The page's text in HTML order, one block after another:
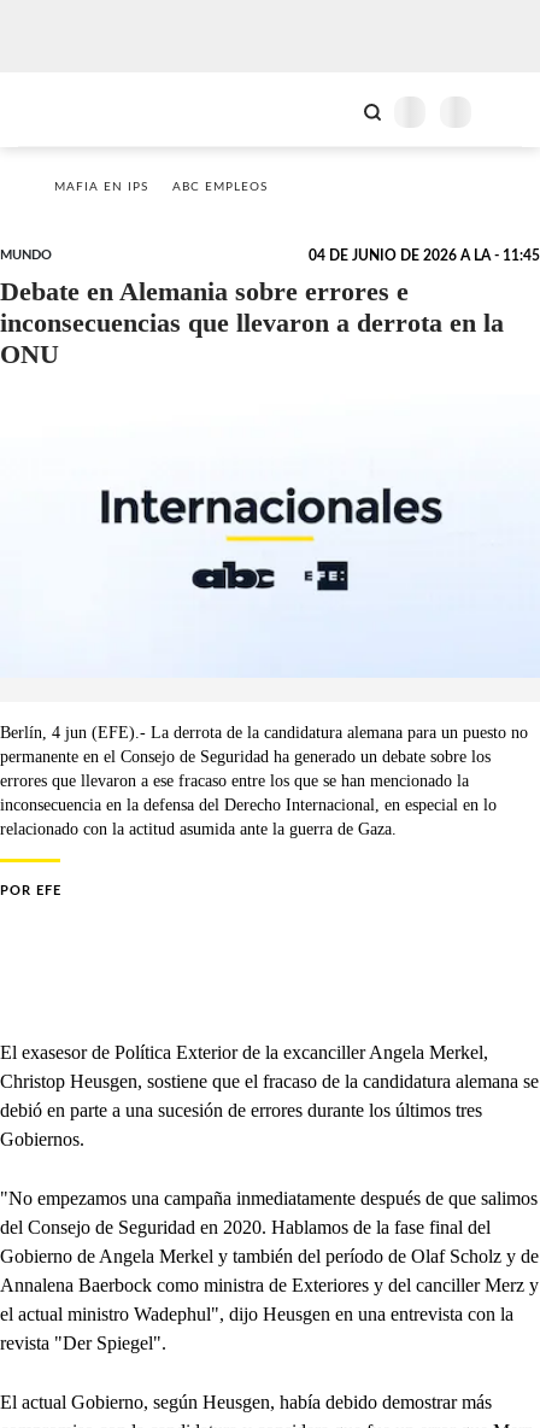
MAFIA EN IPS ABC EMPLEOS
MUNDO 04 DE JUNIO DE 2026 A LA - 11:45
Debate en Alemania sobre errores e
inconsecuencias que llevaron a derrota en la
ONU
Berlín, 4 jun (EFE).- La derrota de la candidatura alemana para un puesto no
permanente en el Consejo de Seguridad ha generado un debate sobre los
errores que llevaron a ese fracaso entre los que se han mencionado la
inconsecuencia en la defensa del Derecho Internacional, en especial en lo
relacionado con la actitud asumida ante la guerra de Gaza.
POR EFE
El exasesor de Política Exterior de la excanciller Angela Merkel,
Christop Heusgen, sostiene que el fracaso de la candidatura alemana se
debió en parte a una sucesión de errores durante los últimos tres
Gobiernos.
"No empezamos una campaña inmediatamente después de que salimos
del Consejo de Seguridad en 2020. Hablamos de la fase final del
Gobierno de Angela Merkel y también del período de Olaf Scholz y de
Annalena Baerbock como ministra de Exteriores y del canciller Merz y
el actual ministro Wadephul", dijo Heusgen en una entrevista con la
revista "Der Spiegel".
El actual Gobierno, según Heusgen, había debido demostrar más